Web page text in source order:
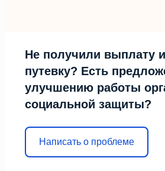
Не получили выплату
путевку? Есть
улучшению работы
социальной защиты?
Написать о проблеме